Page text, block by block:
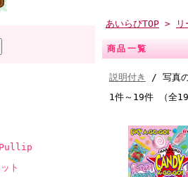
Pullip
ト
あいらぴTOP >
商品一覧
説明付き
/ 写真
1件～19件 （全19